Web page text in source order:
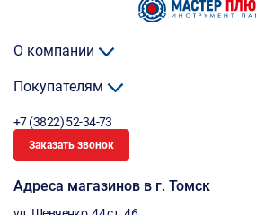
О компании
Покупателям
+7 (3822) 52-34-73
Заказать звонок
Адреса магазинов в г. Томск